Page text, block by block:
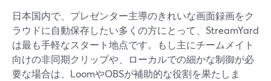
日本国内で、プレゼンター主導のきれいな画面録画をク
ラウドに自動保存したい多くの方にとって、StreamYard
は最も手軽なスタート地点です。もし主にチームメイト
向けの非同期クリップや、ローカルでの細かな制御が必
要な場合は、LoomやOBSが補助的な役割を果たしま